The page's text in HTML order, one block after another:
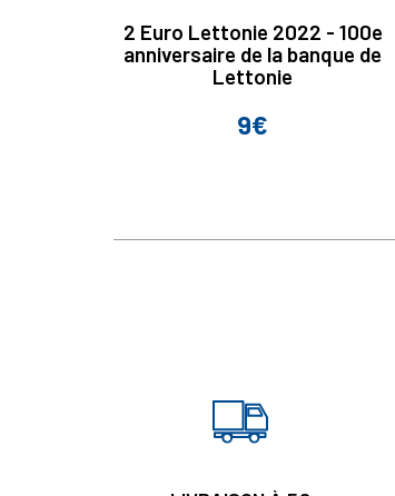
2 Euro Lettonie 2022 - 100e
anniversaire de la banque de
Lettonie
Prix
9€